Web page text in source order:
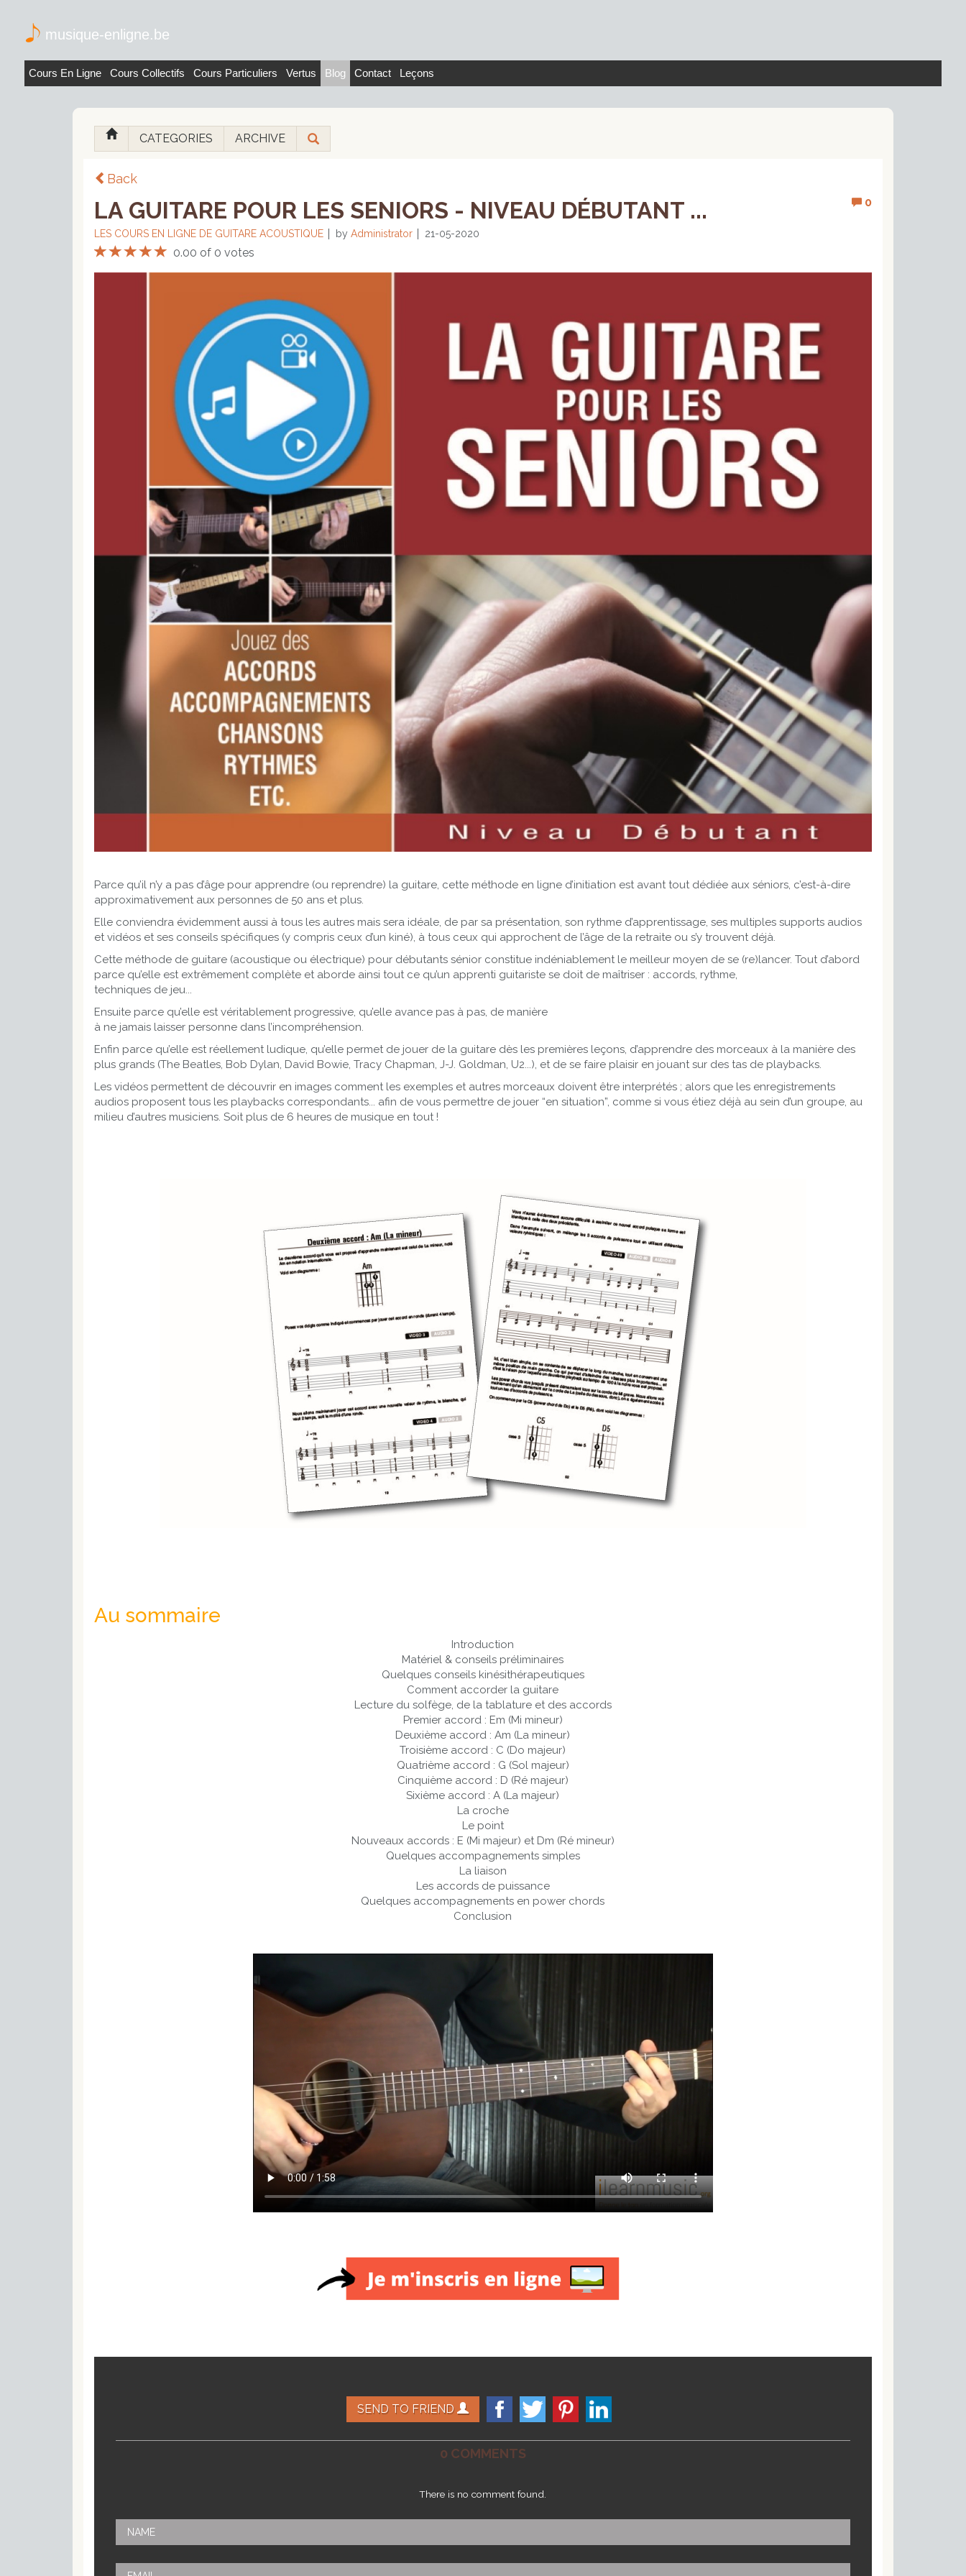
musique-enligne.be
Cours En Ligne Cours Collectifs Cours Particuliers Vertus Blog Contact Leçons
CATEGORIES ARCHIVE
Back
0
LA GUITARE POUR LES SENIORS - NIVEAU DÉBUTANT ...
LES COURS EN LIGNE DE GUITARE ACOUSTIQUE by Administrator 21-05-2020
0.00 of 0 votes
Parce qu’il n’y a pas d’âge pour apprendre (ou reprendre) la guitare, cette méthode en ligne d’initiation est avant tout dédiée aux séniors, c’est-à-dire
approximativement aux personnes de 50 ans et plus.
Elle conviendra évidemment aussi à tous les autres mais sera idéale, de par sa présentation, son rythme d’apprentissage, ses multiples supports audios
et vidéos et ses conseils spécifiques (y compris ceux d’un kiné), à tous ceux qui approchent de l’âge de la retraite ou s’y trouvent déjà.
Cette méthode de guitare (acoustique ou électrique) pour débutants sénior constitue indéniablement le meilleur moyen de se (re)lancer. Tout d’abord
parce qu’elle est extrêmement complète et aborde ainsi tout ce qu’un apprenti guitariste se doit de maîtriser : accords, rythme,
techniques de jeu...
Ensuite parce qu’elle est véritablement progressive, qu’elle avance pas à pas, de manière
à ne jamais laisser personne dans l’incompréhension.
Enfin parce qu’elle est réellement ludique, qu’elle permet de jouer de la guitare dès les premières leçons, d’apprendre des morceaux à la manière des
plus grands (The Beatles, Bob Dylan, David Bowie, Tracy Chapman, J-J. Goldman, U2...), et de se faire plaisir en jouant sur des tas de playbacks.
Les vidéos permettent de découvrir en images comment les exemples et autres morceaux doivent être interprétés ; alors que les enregistrements
audios proposent tous les playbacks correspondants... afin de vous permettre de jouer “en situation”, comme si vous étiez déjà au sein d’un groupe, au
milieu d’autres musiciens. Soit plus de 6 heures de musique en tout !
Au sommaire
Introduction
Matériel & conseils préliminaires
Quelques conseils kinésithérapeutiques
Comment accorder la guitare
Lecture du solfège, de la tablature et des accords
Premier accord : Em (Mi mineur)
Deuxième accord : Am (La mineur)
Troisième accord : C (Do majeur)
Quatrième accord : G (Sol majeur)
Cinquième accord : D (Ré majeur)
Sixième accord : A (La majeur)
La croche
Le point
Nouveaux accords : E (Mi majeur) et Dm (Ré mineur)
Quelques accompagnements simples
La liaison
Les accords de puissance
Quelques accompagnements en power chords
Conclusion
SEND TO FRIEND
0 COMMENTS
There is no comment found.